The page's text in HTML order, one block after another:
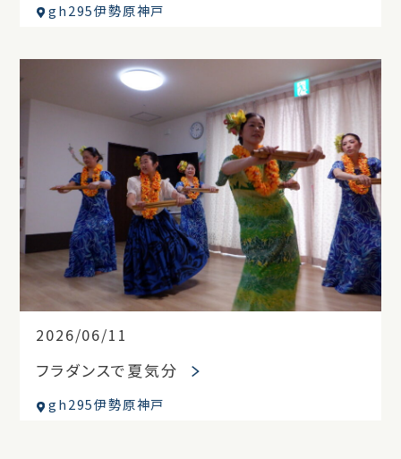
gh295伊勢原神戸
2026/06/11
フラダンスで夏気分
gh295伊勢原神戸